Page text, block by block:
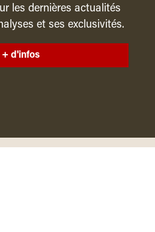
les dernières actualités
et ses exclusivités.
+ d'infos